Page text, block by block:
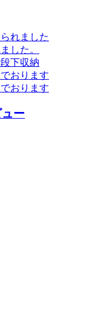
れました
した。
下収納
おります
おります
ー